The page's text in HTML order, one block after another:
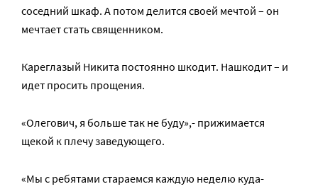
соседний шкаф. А потом делится своей мечтой – он
мечтает стать священником.
Кареглазый Никита постоянно шкодит. Нашкодит – и
идет просить прощения.
«Олегович, я больше так не буду»,- прижимается
щекой к плечу заведующего.
«Мы с ребятами стараемся каждую неделю куда-